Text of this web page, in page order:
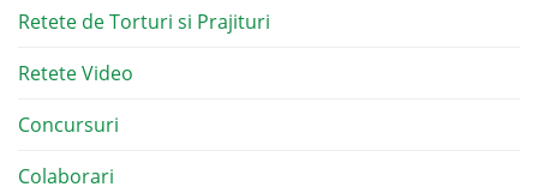
Retete de Torturi si Prajituri
Retete Video
Concursuri
Colaborari